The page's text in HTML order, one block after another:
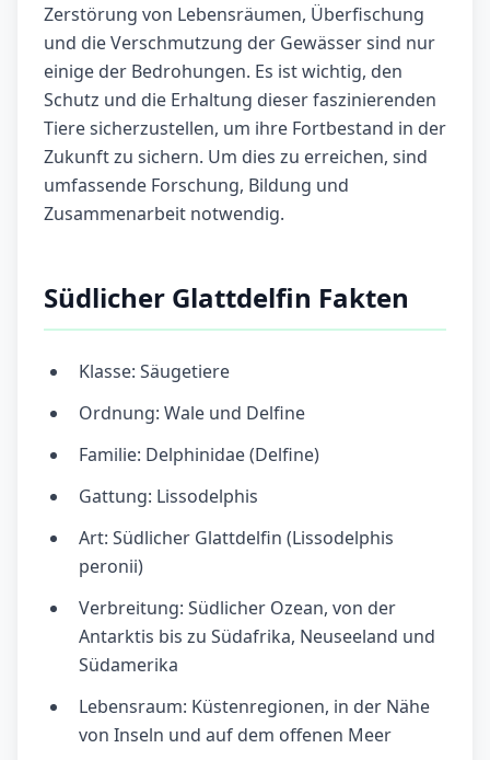
Zerstörung von Lebensräumen, Überfischung
und die Verschmutzung der Gewässer sind nur
einige der Bedrohungen. Es ist wichtig, den
Schutz und die Erhaltung dieser faszinierenden
Tiere sicherzustellen, um ihre Fortbestand in der
Zukunft zu sichern. Um dies zu erreichen, sind
umfassende Forschung, Bildung und
Zusammenarbeit notwendig.
Südlicher Glattdelfin Fakten
Klasse: Säugetiere
Ordnung: Wale und Delfine
Familie: Delphinidae (Delfine)
Gattung: Lissodelphis
Art: Südlicher Glattdelfin (Lissodelphis
peronii)
Verbreitung: Südlicher Ozean, von der
Antarktis bis zu Südafrika, Neuseeland und
Südamerika
Lebensraum: Küstenregionen, in der Nähe
von Inseln und auf dem offenen Meer